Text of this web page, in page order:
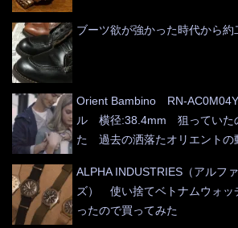
ブーツ欲が強かった時代から約
Orient Bambino RN-
ル 横径:38.4mm 狙っていた
た 過去の洒落たオリエントの
ALPHA INDUSTRIES（アルフ
ズ） 使い捨てベトナムウォ
ったので買ってみた